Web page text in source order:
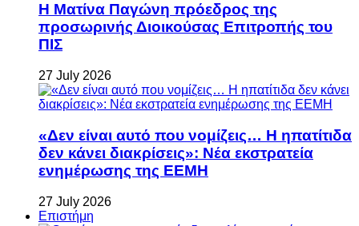
Η Ματίνα Παγώνη πρόεδρος της
προσωρινής Διοικούσας Επιτροπής του
ΠΙΣ
27 July 2026
«Δεν είναι αυτό που νομίζεις… Η ηπατίτιδα
δεν κάνει διακρίσεις»: Νέα εκστρατεία
ενημέρωσης της ΕΕΜΗ
27 July 2026
Επιστήμη